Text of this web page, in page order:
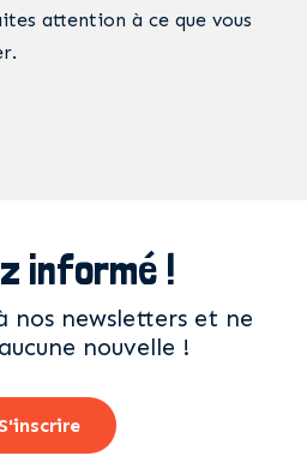
attention à ce que vous
informé !
nos newsletters et ne
nouvelle !
S'inscrire